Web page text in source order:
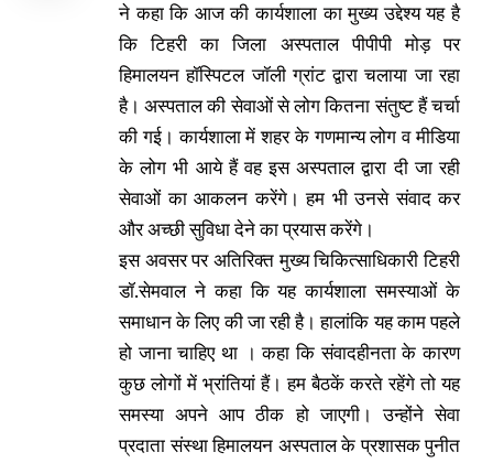
ने कहा कि आज की कार्यशाला का मुख्य उद्देश्य यह है
कि टिहरी का जिला अस्पताल पीपीपी मोड़ पर
हिमालयन हॉस्पिटल जॉली ग्रांट द्वारा चलाया जा रहा
है। अस्पताल की सेवाओं से लोग कितना संतुष्ट हैं चर्चा
की गई। कार्यशाला में शहर के गणमान्य लोग व मीडिया
के लोग भी आये हैं वह इस अस्पताल द्वारा दी जा रही
सेवाओं का आकलन करेंगे। हम भी उनसे संवाद कर
और अच्छी सुविधा देने का प्रयास करेंगे।
इस अवसर पर अतिरिक्त मुख्य चिकित्साधिकारी टिहरी
डॉ.सेमवाल ने कहा कि यह कार्यशाला समस्याओं के
समाधान के लिए की जा रही है। हालांकि यह काम पहले
हो जाना चाहिए था । कहा कि संवादहीनता के कारण
कुछ लोगों में भ्रांतियां हैं। हम बैठकें करते रहेंगे तो यह
समस्या अपने आप ठीक हो जाएगी। उन्होंने सेवा
प्रदाता संस्था हिमालयन अस्पताल के प्रशासक पुनीत